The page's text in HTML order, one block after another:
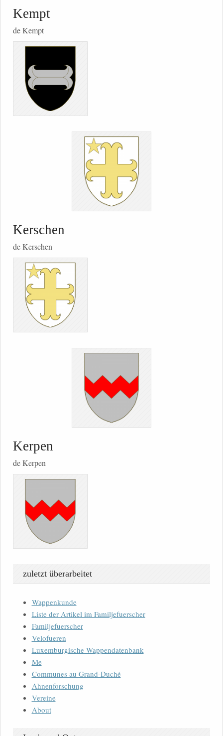
Kempt
de Kempt
Kerschen
de Kerschen
Kerpen
de Kerpen
zuletzt überarbeitet
Wappenkunde
Liste der Artikel im Familjefuerscher
Familjefuerscher
Velofueren
Luxemburgische Wappendatenbank
Me
Communes au Grand-Duché
Ahnenforschung
Vereine
About